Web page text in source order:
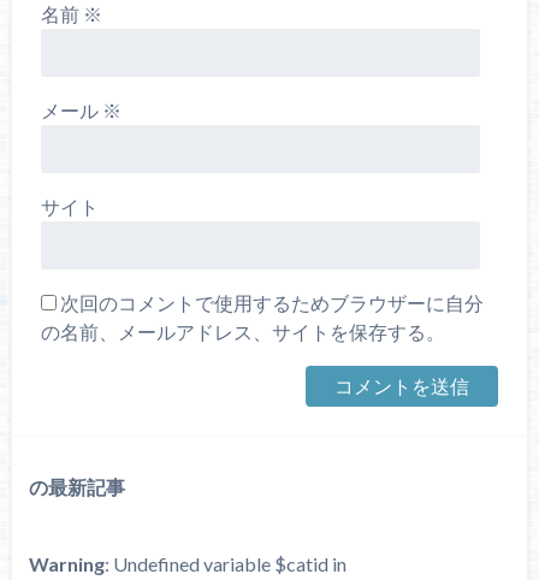
名前 ※
メール ※
サイト
次回のコメントで使用するためブラウザーに自分
の名前、メールアドレス、サイトを保存する。
の最新記事
Warning: Undefined variable $catid in